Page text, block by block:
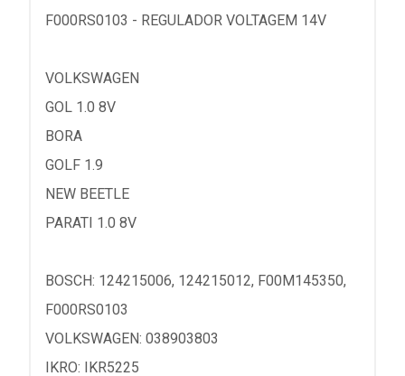
F000RS0103 - REGULADOR VOLTAGEM 14V
VOLKSWAGEN
GOL 1.0 8V
BORA
GOLF 1.9
NEW BEETLE
PARATI 1.0 8V
BOSCH: 124215006, 124215012, F00M145350,
F000RS0103
VOLKSWAGEN: 038903803
IKRO: IKR5225